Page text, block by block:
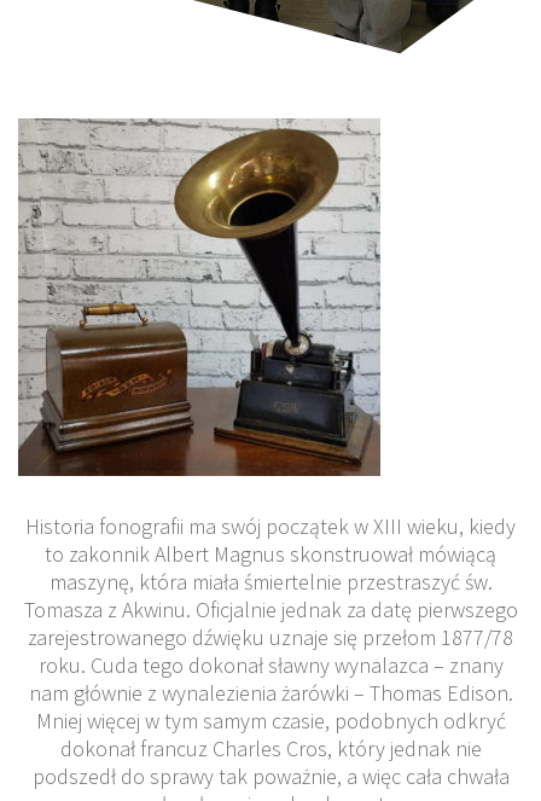
Historia fonografii ma swój początek w XIII wieku, kiedy
to zakonnik Albert Magnus skonstruował mówiącą
maszynę, która miała śmiertelnie przestraszyć św.
Tomasza z Akwinu. Oficjalnie jednak za datę pierwszego
zarejestrowanego dźwięku uznaje się przełom 1877/78
roku. Cuda tego dokonał sławny wynalazca – znany
nam głównie z wynalezienia żarówki – Thomas Edison.
Mniej więcej w tym samym czasie, podobnych odkryć
dokonał francuz Charles Cros, który jednak nie
podszedł do sprawy tak poważnie, a więc cała chwała